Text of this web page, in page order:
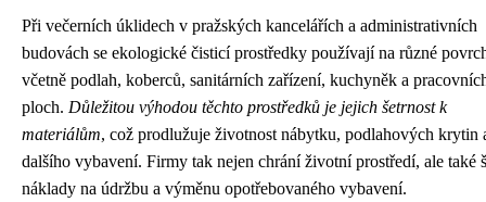
Při večerních úklidech v pražských kancelářích a administrativních
budovách se ekologické čisticí prostředky používají na různé
včetně podlah, koberců, sanitárních zařízení, kuchyněk a
ploch. Důležitou výhodou těchto prostředků je jejich šetrnost k
materiálům, což prodlužuje životnost nábytku, podlahových krytin
dalšího vybavení. Firmy tak nejen chrání životní prostředí, ale také
náklady na údržbu a výměnu opotřebovaného vybavení.